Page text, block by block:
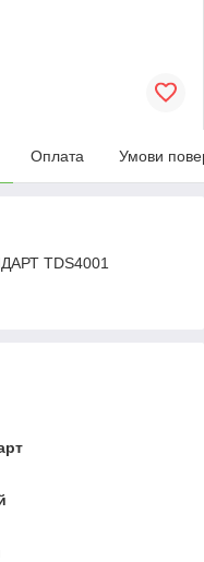
Оплата Умови
TDS4001